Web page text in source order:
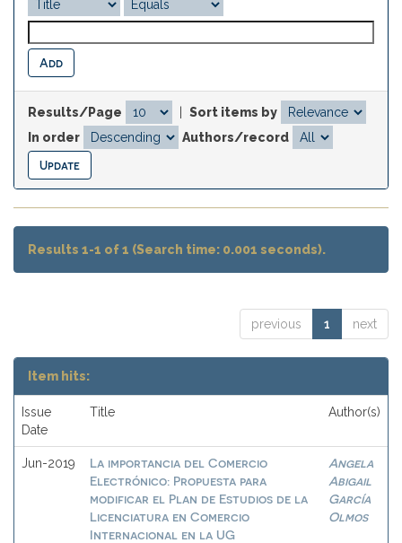
Results/Page
Sort items by
In order
Authors/record
Results 1-1 of 1 (Search time: 0.001 seconds).
previous 1 next
Item hits:
Issue
Date
Title Author(s)
Jun-2019
La importancia del Comercio
Electrónico: Propuesta para
modificar el Plan de Estudios de la
Licenciatura en Comercio
Internacional en la UG
Angela
Abigail
García
Olmos